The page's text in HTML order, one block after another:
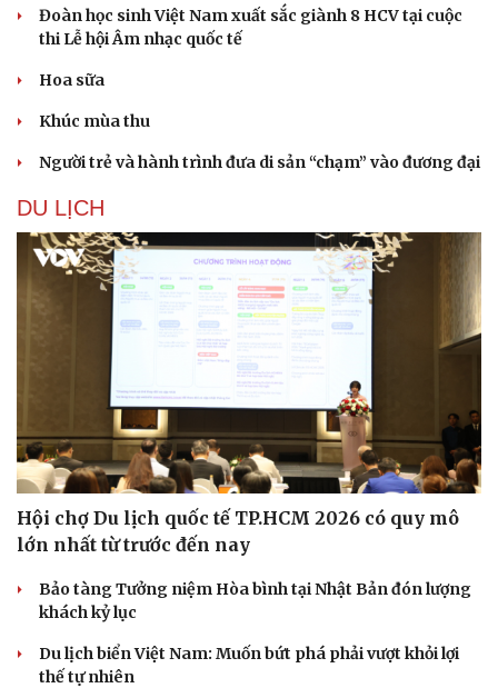
Văn hóa
Sân khấu - Điện ảnh
Văn học
Nghệ sĩ
Đoàn học sinh Việt Nam xuất sắc giành 8 HCV tại cuộc
thi Lễ hội Âm nhạc quốc tế
Hoa sữa
Khúc mùa thu
Người trẻ và hành trình đưa di sản “chạm” vào đương đại
DU LỊCH
Hội chợ Du lịch quốc tế TP.HCM 2026 có quy mô
lớn nhất từ trước đến nay
Bảo tàng Tưởng niệm Hòa bình tại Nhật Bản đón lượng
khách kỷ lục
Du lịch biển Việt Nam: Muốn bứt phá phải vượt khỏi lợi
thế tự nhiên